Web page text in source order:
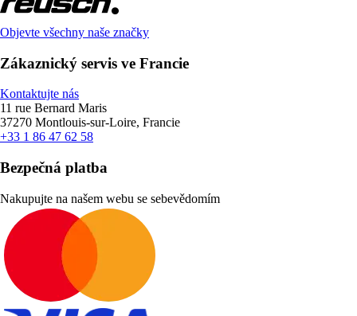
Objevte všechny naše značky
Zákaznický servis ve Francie
Kontaktujte nás
11 rue Bernard Maris
37270 Montlouis-sur-Loire, Francie
+33 1 86 47 62 58
Bezpečná platba
Nakupujte na našem webu se sebevědomím